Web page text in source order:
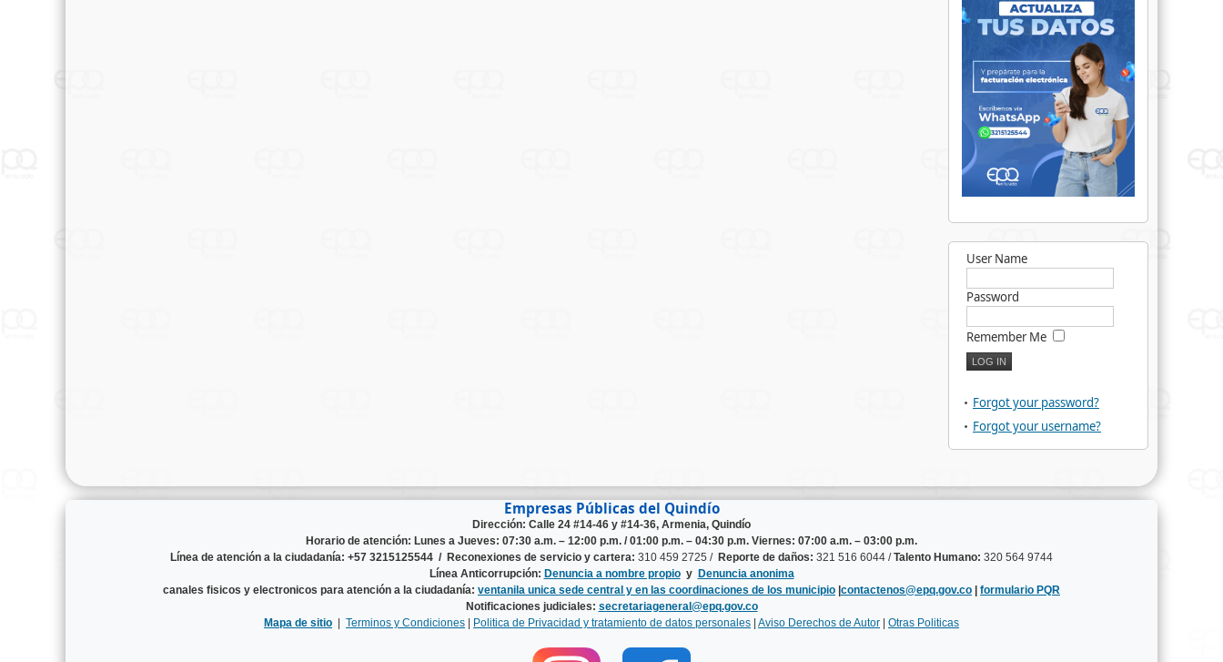
User Name
Password
Remember Me
Forgot your password?
Forgot your username?
Empresas Públicas del Quindío
Dirección: Calle 24 #14-46 y #14-36, Armenia, Quindío
Horario de atención: Lunes a Jueves: 07:30 a.m. – 12:00 p.m. / 01:00 p.m. – 04:30 p.m. Viernes: 07:00 a.m. – 03:00 p.m.
Línea de atención a la ciudadanía: +57 3215125544 / Reconexiones de servicio y cartera: 310 459 2725 / Reporte de daños: 321 516 6044 /Talento Humano: 320 564 9744
Línea Anticorrupción: Denuncia a nombre propioy Denuncia anonima
canales fisicos y electronicos para atención a la ciudadanía: ventanila unica sede central y en las coordinaciones de los municipio contactenos@epq.gov.co
formulario PQR
Notificaciones judiciales: secretariageneral@epq.gov.co
Mapa de sitio
Terminos y Condiciones Politica de Privacidad y tratamiento de datos personales Aviso Derechos de Autor Otras Politicas